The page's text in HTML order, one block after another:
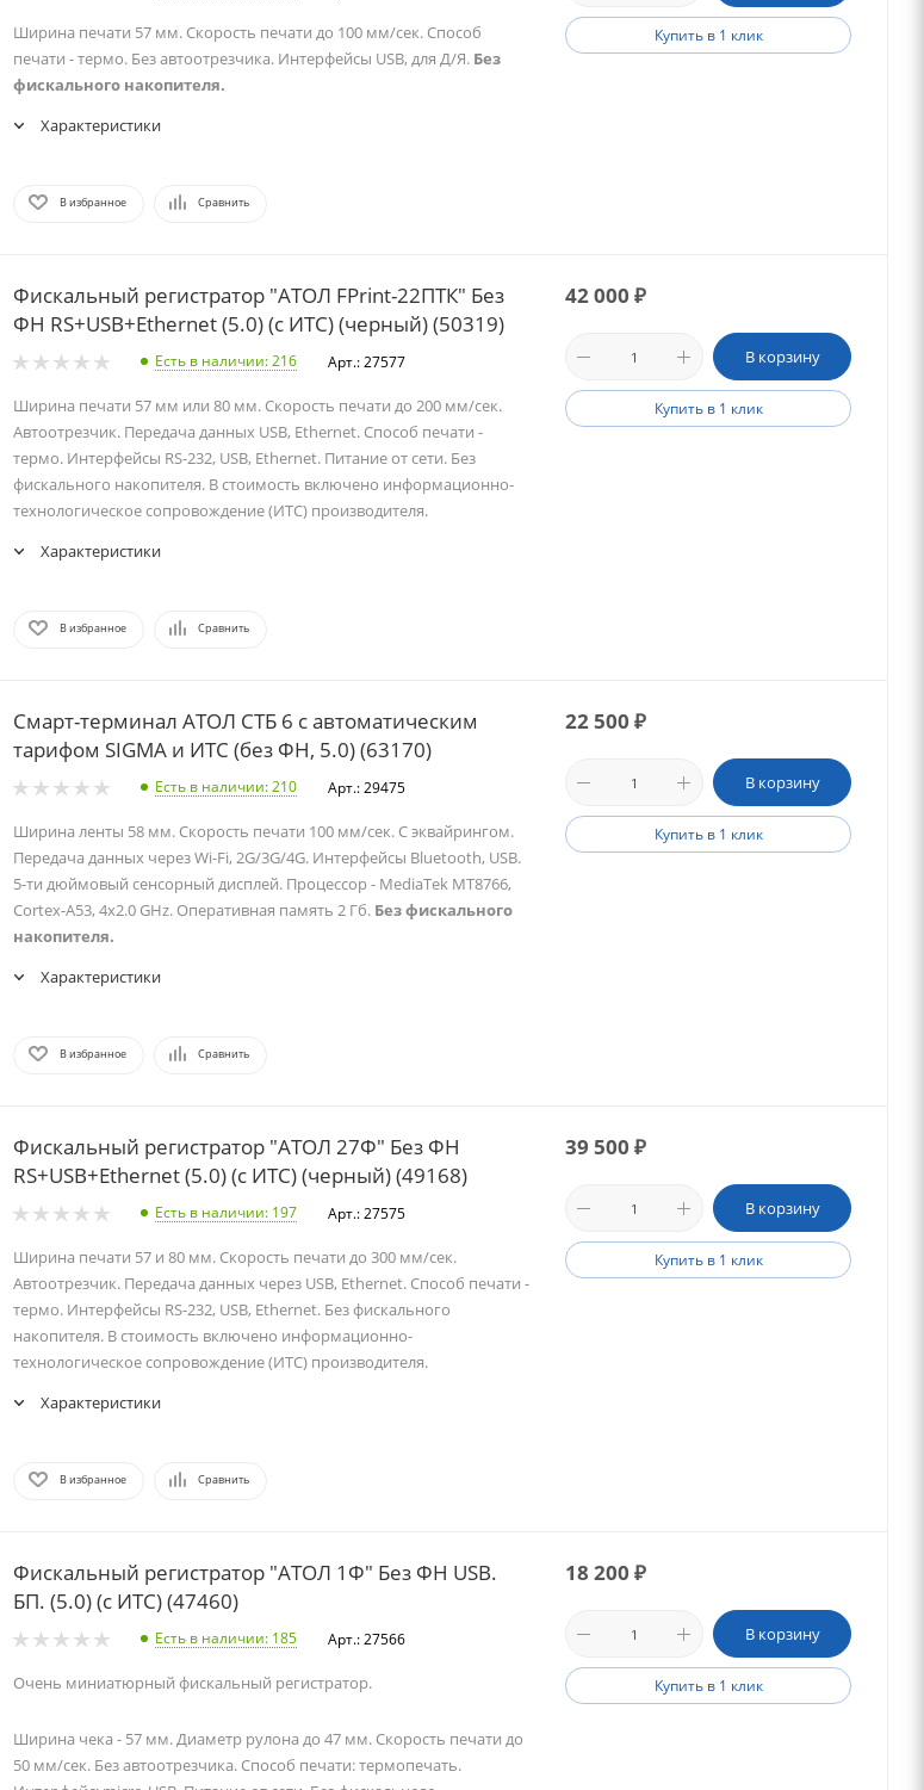
Ширина печати 57 мм. Скорость печати до 100 мм/сек. Способ
печати - термо. Без автоотрезчика. Интерфейсы USB, для Д/Я. Без
фискального накопителя.
Характеристики
В избранное Сравнить
Купить в 1 клик
Фискальный регистратор "АТОЛ FPrint-22ПТК" Без
ФН RS+USB+Ethernet (5.0) (с ИТС) (черный) (50319)
Есть в наличии: 216 Арт.: 27577
Ширина печати 57 мм или 80 мм. Скорость печати до 200 мм/сек.
Автоотрезчик. Передача данных USB, Ethernet. Способ печати -
термо. Интерфейсы RS-232, USB, Ethernet. Питание от сети. Без
фискального накопителя. В стоимость включено информационно-
технологическое сопровождение (ИТС) производителя.
Характеристики
В избранное Сравнить
42 000 ₽
В корзину
Купить в 1 клик
Смарт-терминал АТОЛ СТБ 6 с автоматическим
тарифом SIGMA и ИТС (без ФН, 5.0) (63170)
Есть в наличии: 210 Арт.: 29475
Ширина ленты 58 мм. Скорость печати 100 мм/сек. С эквайрингом.
Передача данных через Wi-Fi, 2G/3G/4G. Интерфейсы Bluetooth, USB.
5-ти дюймовый сенсорный дисплей. Процессор - MediaTek MT8766,
Cortex-A53, 4x2.0 GHz. Оперативная память 2 Гб. Без фискального
накопителя.
Характеристики
В избранное Сравнить
22 500 ₽
В корзину
Купить в 1 клик
Фискальный регистратор "АТОЛ 27Ф" Без ФН
RS+USB+Ethernet (5.0) (с ИТС) (черный) (49168)
Есть в наличии: 197 Арт.: 27575
Ширина печати 57 и 80 мм. Скорость печати до 300 мм/сек.
Автоотрезчик. Передача данных через USB, Ethernet. Способ печати -
термо. Интерфейсы RS-232, USB, Ethernet. Без фискального
накопителя. В стоимость включено информационно-
технологическое сопровождение (ИТС) производителя.
Характеристики
В избранное Сравнить
39 500 ₽
В корзину
Купить в 1 клик
Фискальный регистратор "АТОЛ 1Ф" Без ФН USB.
БП. (5.0) (с ИТС) (47460)
Есть в наличии: 185 Арт.: 27566
Очень миниатюрный фискальный регистратор.
Ширина чека - 57 мм. Диаметр рулона до 47 мм. Скорость печати до
50 мм/сек. Без автоотрезчика. Способ печати: термопечать.
18 200 ₽
В корзину
Купить в 1 клик